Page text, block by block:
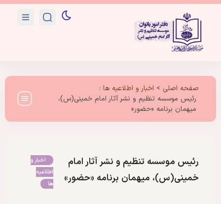
صفحه اصلی > اخبار و اطلاعیه ها :
رئیس موسسه تنظیم و نشر آثار امام خمینی(س)،
میهمان برنامه «حضور»
رئیس موسسه تنظیم و نشر آثار امام
خمینی(س)، میهمان برنامه «حضور»
اخبار و
اطلاعیه
ها